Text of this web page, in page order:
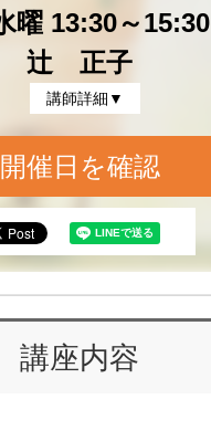
曜 13:30～15:30
辻 正子
講師詳細▼
開催日を確認
講座内容